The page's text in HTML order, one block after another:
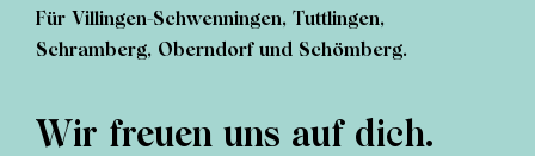
Für Villingen-Schwenningen, Tuttlingen,
Schramberg, Oberndorf und Schömberg.
Wir freuen uns auf dich.